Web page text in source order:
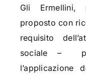
Gli Ermellini,
proposto con
requisito
sociale –
l’applicazione